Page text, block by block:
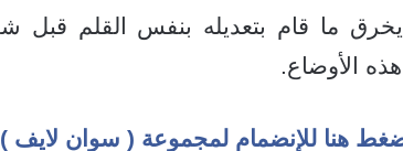
يخرق ما قام بتعديله بنفس القلم قبل
الأوضاع.
هنا للإنضمام لمجموعة ( سوان